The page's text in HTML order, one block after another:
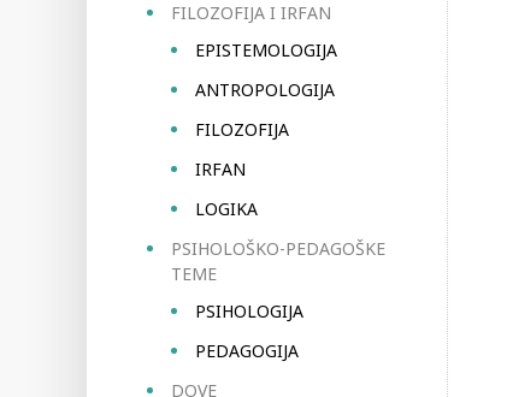
FILOZOFIJA I IRFAN
EPISTEMOLOGIJA
ANTROPOLOGIJA
FILOZOFIJA
IRFAN
LOGIKA
PSIHOLOŠKO-PEDAGOŠKE
TEME
PSIHOLOGIJA
PEDAGOGIJA
DOVE